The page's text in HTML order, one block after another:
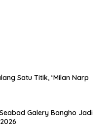
Satu Titik, ‘Milan Narp
Galery Bangho Jadi